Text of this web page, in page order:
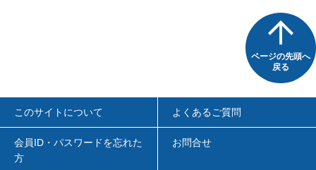
ページの先頭へ
戻る
このサイトについて よくあるご質問
会員ID・パスワードを忘れた
方
お問合せ